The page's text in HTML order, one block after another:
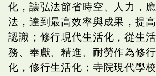
化，讓弘法節省時空、人力，
法，達到最高效率與成果，提
認識；修行現代生活化，從生
務、奉獻、精進、耐勞作為修
化，修行生活化；寺院現代學